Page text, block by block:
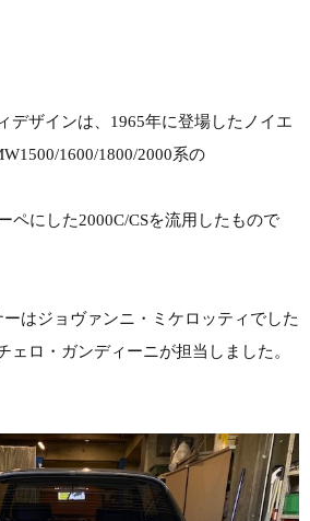
デザインは、1965年に登場したノイエ
1600/1800/2000系の
ペにした2000C/CSを流用したもので
はジョヴァンニ・ミケロッティでした
ェロ・ガンディーニが担当しました。